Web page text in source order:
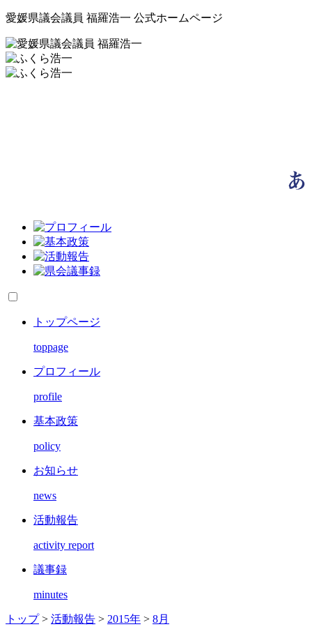
愛媛県議会議員 福羅浩一 公式ホームページ
トップページ
toppage
プロフィール
profile
基本政策
policy
お知らせ
news
活動報告
activity report
議事録
minutes
トップ> 活動報告 > 2015年 > 8月